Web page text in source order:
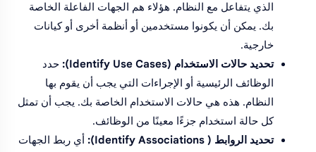
الذي يتفاعل مع النظام. هؤلاء هم الجهات الفاعلة الخاصة
بك. يمكن أن يكونوا مستخدمين أو أنظمة أخرى أو كيانات
خارجية.
تحديد حالات الاستخدام (Identify Use Cases):
حدد
الوظائف الرئيسية أو الإجراءات التي يجب أن يقوم بها
النظام. هذه هي حالات الاستخدام الخاصة بك. يجب أن تمثل
كل حالة استخدام جزءًا معينًا من الوظائف.
تحديد الروابط ( Identify Associations):
أي ربط الجهات